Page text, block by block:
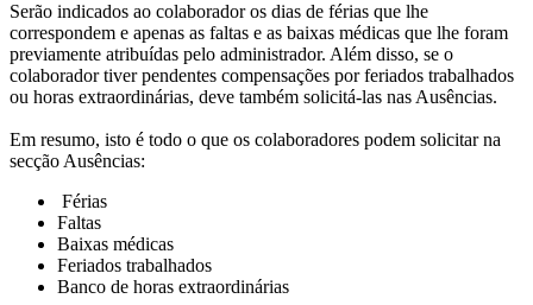
Serão indicados ao colaborador os dias de férias que lhe
correspondem e apenas as faltas e as baixas médicas que lhe foram
previamente atribuídas pelo administrador. Além disso, se o
colaborador tiver pendentes compensações por feriados trabalhados
ou horas extraordinárias, deve também solicitá-las nas Ausências.
Em resumo, isto é todo o que os colaboradores podem solicitar na
secção Ausências:
Férias
Faltas
Baixas médicas
Feriados trabalhados
Banco de horas extraordinárias